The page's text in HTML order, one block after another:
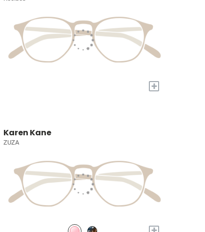
+
Karen Kane
ZUZA